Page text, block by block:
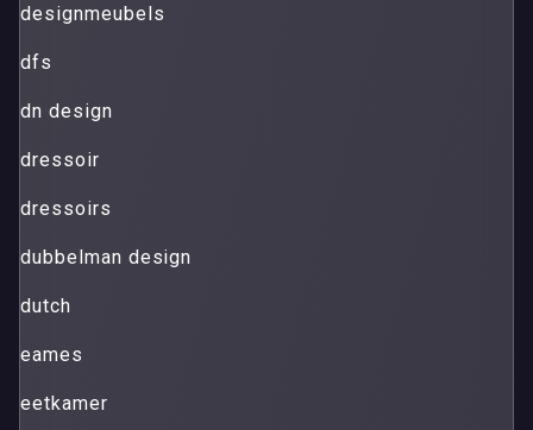
designmeubels
dfs
dn design
dressoir
dressoirs
dubbelman design
dutch
eames
eetkamer